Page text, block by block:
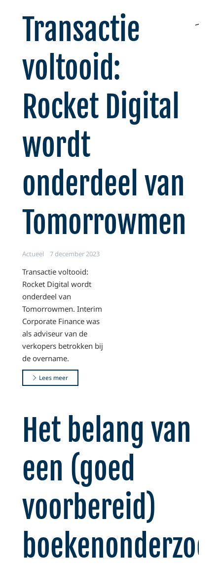
Transactie
voltooid:
Rocket Digital
wordt
onderdeel van
Tomorrowmen
Actueel 7 december 2023
Transactie voltooid:
Rocket Digital wordt
onderdeel van
Tomorrowmen. Interim
Corporate Finance was
als adviseur van de
verkopers betrokken bij
de overname.
Lees meer
Het belang van
een (goed
voorbereid)